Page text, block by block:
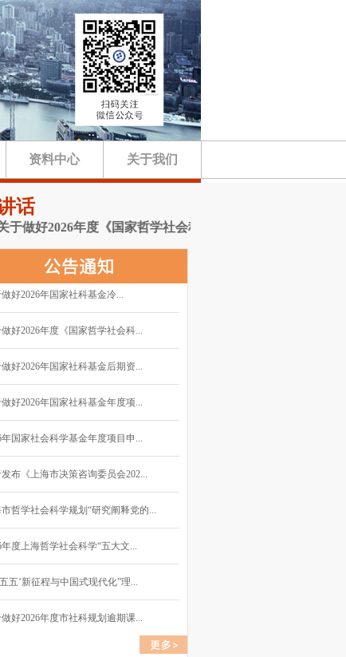
资料中心 关于我们
话
2026年度《国家哲学社会科学成果文库》申报工作的通知
好2026年国家社科基金冷...
好2026年度《国家哲学社会科...
好2026年国家社科基金后期资...
好2026年国家社科基金年度项...
年国家社会科学基金年度项目申...
发布《上海市决策咨询委员会202...
哲学社会科学规划“研究阐释党的...
年度上海哲学社会科学“五大文...
五’新征程与中国式现代化”理...
好2026年度市社科规划逾期课...